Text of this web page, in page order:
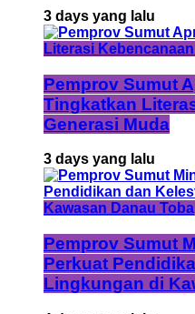
3 days yang lalu
Pemprov Sumut
Tingkatkan
Generasi Muda
3 days yang lalu
Pemprov Sumut
Perkuat
Lingkungan di